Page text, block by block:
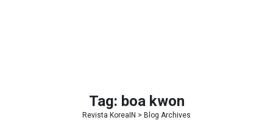
Tag: boa kwon
Revista KoreaIN > Blog Archives